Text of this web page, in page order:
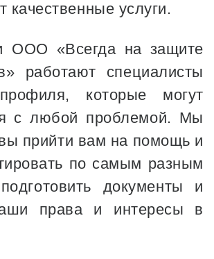
качественные услуги.
ООО «Всегда на защите
работают специалисты
которые могут
с любой проблемой. Мы
прийти вам на помощь и
по самым разным
документы и
права и интересы в